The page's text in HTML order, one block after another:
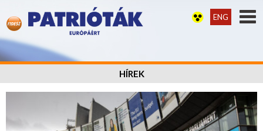
ENG
HÍREK